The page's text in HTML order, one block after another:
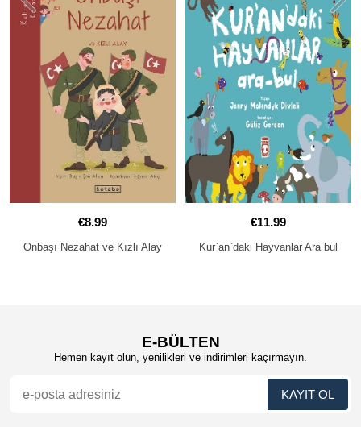
€8.99
Onbaşı Nezahat ve Kızlı Alay
€11.99
Kur`an`daki Hayvanlar Ara bul
E-BÜLTEN
Hemen kayıt olun, yenilikleri ve indirimleri kaçırmayın.